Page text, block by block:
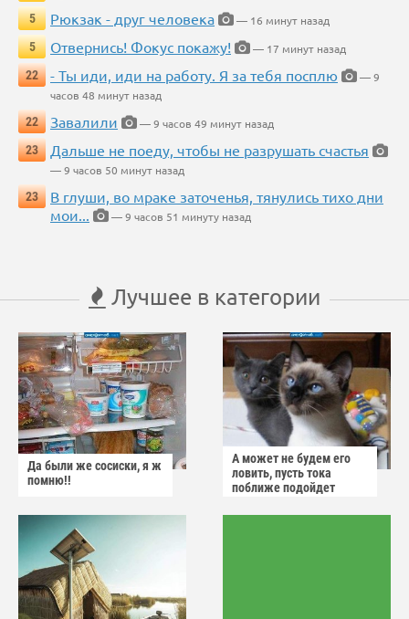
5
Рюкзак - друг человека
— 16 минут назад
5
Отвернись! Фокус покажу!
— 17 минут назад
22
- Ты иди, иди на работу. Я за тебя посплю
— 9
часов 48 минут назад
22
Завалили
— 9 часов 49 минут назад
23
Дальше не поеду, чтобы не разрушать счастья
— 9 часов 50 минут назад
23
В глуши, во мраке заточенья, тянулись тихо дни
мои...
— 9 часов 51 минуту назад
Лучшее в категории
Да были же сосиски, я ж
помню!!
А может не будем его
ловить, пусть тока
поближе подойдет